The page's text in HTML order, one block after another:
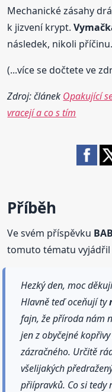
Mechanické zásahy
k jizvení krypt.
následek, nikoli příčinu.
(...více se dočtete ve
Zdroj: článek Opakující
vracejí a co s tím
Příběh
Ve svém příspěvku
tomuto tématu vyjádřil
Hezký den, moc
Hlavně teď oceňují ty
fajn, že příroda nám
jen z obyčejné
zázračného. Určitě
všelijakých
přiípravků. Co si tedy